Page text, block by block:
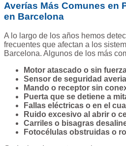
Averías Más Comunes en
en Barcelona
A lo largo de los años hemos
frecuentes que afectan a los
Barcelona. Algunos de los más
Motor atascado o sin
Sensor de seguridad
Mando o receptor sin
Puerta que se detiene a
Fallas eléctricas o en el
Ruido excesivo al abrir o
Carriles o bisagras
Fotocélulas obstruidas o